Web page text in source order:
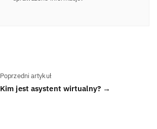
Poprzedni artykuł
Kim jest asystent wirtualny? →